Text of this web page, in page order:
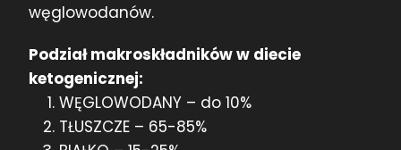
węglowodanów.
Podział makroskładników w diecie
ketogenicznej:
WĘGLOWODANY – do 10%
TŁUSZCZE – 65-85%